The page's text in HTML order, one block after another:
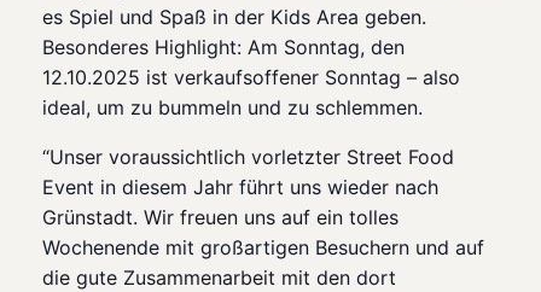
es Spiel und Spaß in der Kids Area geben.
Besonderes Highlight: Am Sonntag, den
12.10.2025 ist verkaufsoffener Sonntag – also
ideal, um zu bummeln und zu schlemmen.
“Unser voraussichtlich vorletzter Street Food
Event in diesem Jahr führt uns wieder nach
Grünstadt. Wir freuen uns auf ein tolles
Wochenende mit großartigen Besuchern und auf
die gute Zusammenarbeit mit den dort